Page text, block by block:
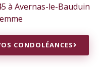
à Avernas-le-Bauduin
CONDOLÉANCES